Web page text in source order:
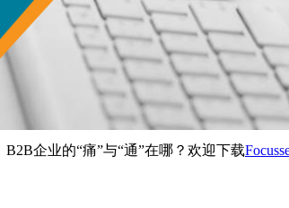
企业的“痛”与“通”在哪？欢迎下载